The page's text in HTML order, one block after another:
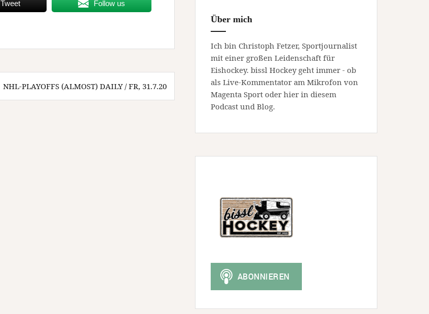
Tweet Follow us
NHL-PLAYOFFS (ALMOST) DAILY / FR, 31.7.20
Über mich
Ich bin Christoph Fetzer, Sportjournalist
mit einer großen Leidenschaft für
Eishockey. bissl Hockey geht immer - ob
als Live-Kommentator am Mikrofon von
Magenta Sport oder hier in diesem
Podcast und Blog.